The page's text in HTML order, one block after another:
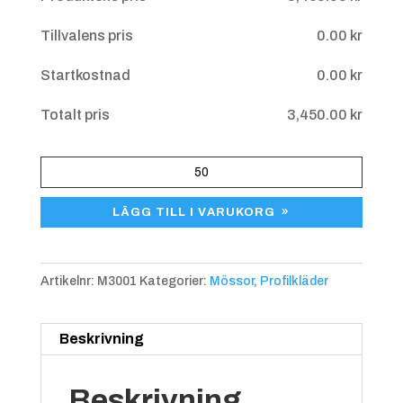
Tillvalens pris 0.00 kr
Startkostnad 0.00 kr
Totalt pris 3,450.00 kr
Cotton
LÄGG TILL I VARUKORG
Artikelnr: M3001 Kategorier: Mössor, Profilkläder
Beskrivning